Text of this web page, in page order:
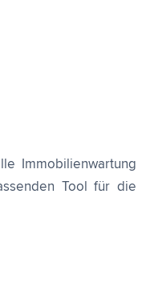
Immobilienwartung
Tool für die